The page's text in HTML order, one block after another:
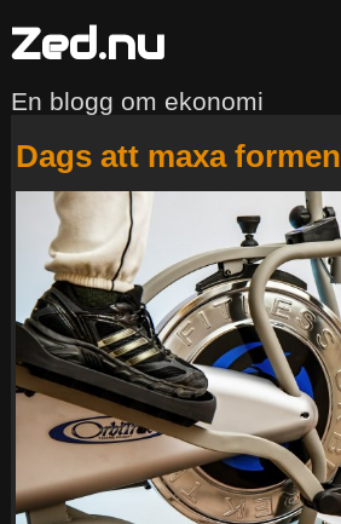
Zed.nu
En blogg om ekonomi
Dags att maxa formen